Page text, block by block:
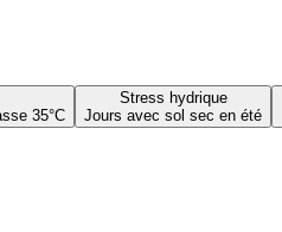
35°C
Stress hydrique
Jours avec sol sec en été